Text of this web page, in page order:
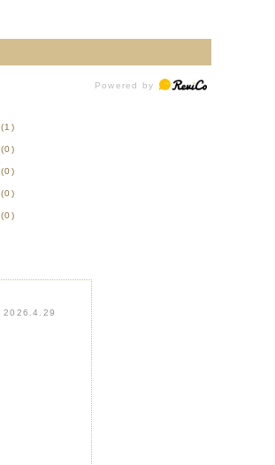
(1)
(0)
(0)
(0)
(0)
2026.4.29